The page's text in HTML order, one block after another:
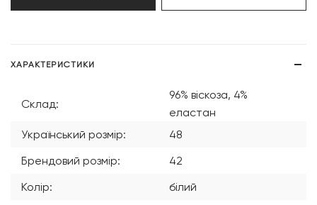
ХАРАКТЕРИСТИКИ
Склад:
96% віскоза, 4%
еластан
Український розмір:
48
Брендовий розмір:
42
Колір:
білий